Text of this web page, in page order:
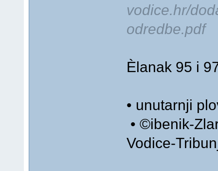
vodice.hr/
odredbe.pdf
Èlanak 95 i
• unutarnji
• ©ibenik-
Vodice-